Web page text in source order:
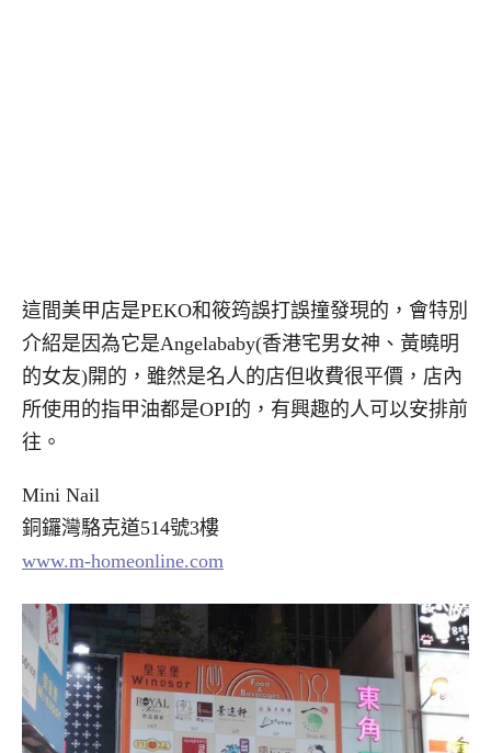
這間美甲店是PEKO和筱筠誤打誤撞發現的，會特別
介紹是因為它是Angelababy(香港宅男女神、黃曉明
的女友)開的，雖然是名人的店但收費很平價，店內
所使用的指甲油都是OPI的，有興趣的人可以安排前
往。
Mini Nail
銅鑼灣駱克道514號3樓
www.m-homeonline.com